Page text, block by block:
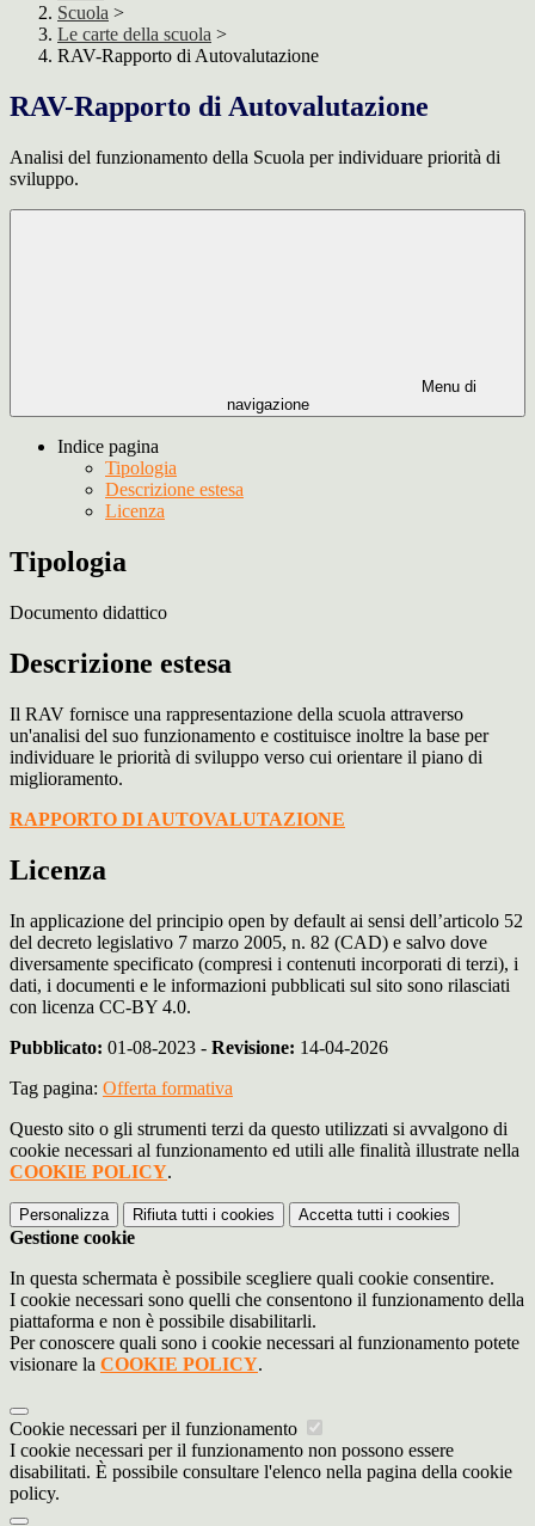
Scuola >
Le carte della scuola >
RAV-Rapporto di Autovalutazione
RAV-Rapporto di Autovalutazione
Analisi del funzionamento della Scuola per individuare priorità di
sviluppo.
Menu di
navigazione
Indice pagina
Tipologia
Descrizione estesa
Licenza
Tipologia
Documento didattico
Descrizione estesa
Il RAV fornisce una rappresentazione della scuola attraverso
un'analisi del suo funzionamento e costituisce inoltre la base per
individuare le priorità di sviluppo verso cui orientare il piano di
miglioramento.
RAPPORTO DI AUTOVALUTAZIONE
Licenza
In applicazione del principio open by default ai sensi dell’articolo 52
del decreto legislativo 7 marzo 2005, n. 82 (CAD) e salvo dove
diversamente specificato (compresi i contenuti incorporati di terzi), i
dati, i documenti e le informazioni pubblicati sul sito sono rilasciati
con licenza CC-BY 4.0.
Pubblicato: 01-08-2023 - Revisione: 14-04-2026
Tag pagina: Offerta formativa
Questo sito o gli strumenti terzi da questo utilizzati si avvalgono di
cookie necessari al funzionamento ed utili alle finalità illustrate nella
COOKIE POLICY.
Personalizza Rifiuta tutti i cookies Accetta tutti i cookies
Gestione cookie
In questa schermata è possibile scegliere quali cookie consentire.
I cookie necessari sono quelli che consentono il funzionamento della
piattaforma e non è possibile disabilitarli.
Per conoscere quali sono i cookie necessari al funzionamento potete
visionare la COOKIE POLICY.
Cookie necessari per il funzionamento
I cookie necessari per il funzionamento non possono essere
disabilitati. È possibile consultare l'elenco nella pagina della cookie
policy.